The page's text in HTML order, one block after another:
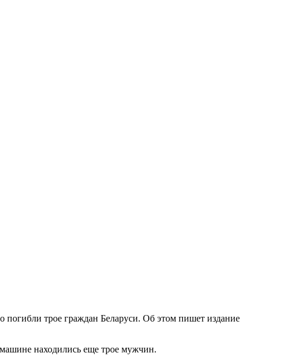
погибли трое граждан Беларуси. Об этом пишет издание
находились еще трое мужчин.